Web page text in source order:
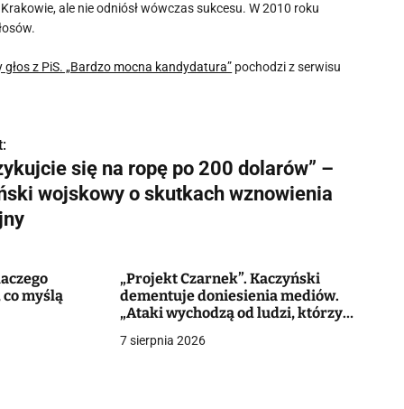
ale nie odniósł wówczas sukcesu. W 2010 roku
z PiS. „Bardzo mocna kandydatura” pochodzi z serwisu
się na ropę po 200 dolarów” –
wojskowy o skutkach wznowienia
myślą
„Projekt Czarnek”. Kaczyński
dementuje doniesienia mediów.
„Ataki wychodzą od ludzi, którzy
chcą być w PiS”
7 sierpnia 2026